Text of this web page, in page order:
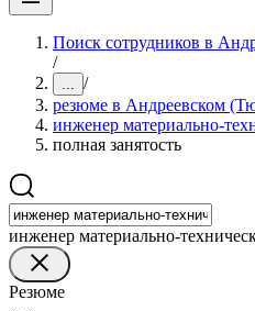
Поиск сотрудников в
/
... /
резюме в Андреевском
инженер материально-
полная занятость
инженер материально-
Резюме